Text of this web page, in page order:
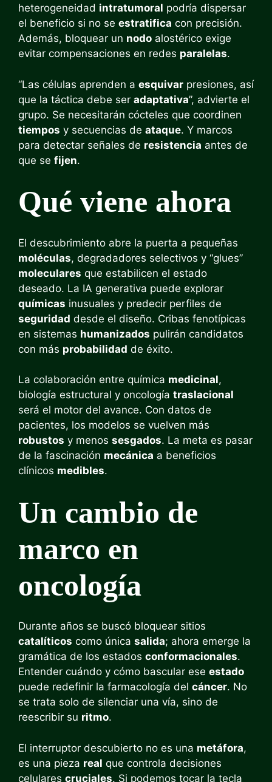
heterogeneidad intratumoral podría dispersar
el beneficio si no se estratifica con precisión.
Además, bloquear un nodo alostérico exige
evitar compensaciones en redes paralelas.
“Las células aprenden a esquivar presiones, así
que la táctica debe ser adaptativa”, advierte el
grupo. Se necesitarán cócteles que coordinen
tiempos y secuencias de ataque. Y marcos
para detectar señales de resistencia antes de
que se fijen.
Qué viene ahora
El descubrimiento abre la puerta a pequeñas
moléculas, degradadores selectivos y “glues”
moleculares que estabilicen el estado
deseado. La IA generativa puede explorar
químicas inusuales y predecir perfiles de
seguridad desde el diseño. Cribas fenotípicas
en sistemas humanizados pulirán candidatos
con más probabilidad de éxito.
La colaboración entre química medicinal,
biología estructural y oncología traslacional
será el motor del avance. Con datos de
pacientes, los modelos se vuelven más
robustos y menos sesgados. La meta es pasar
de la fascinación mecánica a beneficios
clínicos medibles.
Un cambio de
marco en
oncología
Durante años se buscó bloquear sitios
catalíticos como única salida; ahora emerge la
gramática de los estados conformacionales.
Entender cuándo y cómo bascular ese estado
puede redefinir la farmacología del cáncer. No
se trata solo de silenciar una vía, sino de
reescribir su ritmo.
El interruptor descubierto no es una metáfora,
es una pieza real que controla decisiones
celulares cruciales. Si podemos tocar la tecla